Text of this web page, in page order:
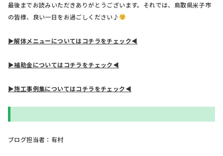
最後までお読みいただきありがとうございます。それでは、鳥取県米子市
の皆様、良い一日をお過ごしください♪
▶解体メニューについてはコチラをチェック◀
▶補助金についてはコチラをチェック◀
▶施工事例集についてはコチラをチェック◀
ブログ担当者：有村